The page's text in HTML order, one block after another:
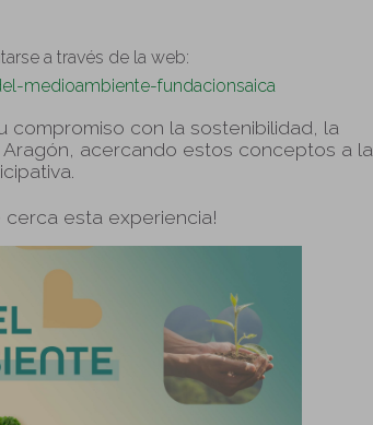
a través de la web:
medioambiente-fundacionsaica
compromiso con la sostenibilidad, la
acercando estos conceptos a la
cerca esta experiencia!